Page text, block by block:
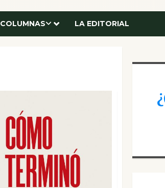
COLUMNAS LA EDITORIAL